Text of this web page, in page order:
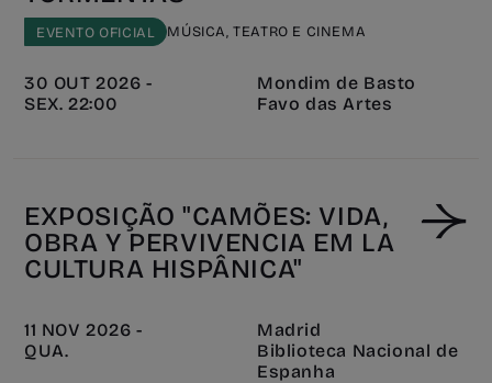
EVENTO OFICIAL MÚSICA, TEATRO E CINEMA
30 OUT 2026 -
SEX. 22:00
Mondim de Basto
Favo das Artes
EXPOSIÇÃO "CAMÕES: VIDA,
OBRA Y PERVIVENCIA EM LA
CULTURA HISPÂNICA"
11 NOV 2026 -
QUA.
Madrid
Biblioteca Nacional de
Espanha